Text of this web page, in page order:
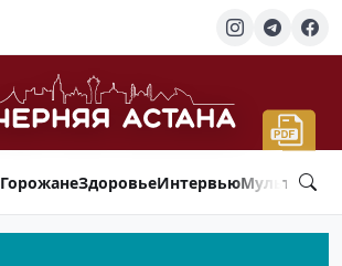
ГорожанеЗдоровьеИнтервью